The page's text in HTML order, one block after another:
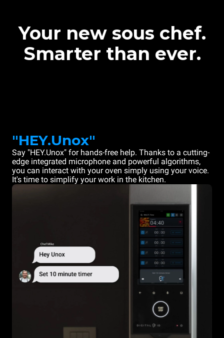
Your new sous chef.
Smarter than ever.
"HEY.Unox"
Say "HEY.Unox" for hands-free help. Thanks to a cutting-
edge integrated microphone and powerful algorithms,
you can interact with your oven simply using your voice.
It's time to simplify your work in the kitchen.